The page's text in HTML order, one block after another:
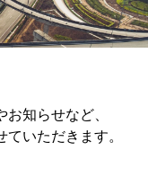
知らせなど、
いただきます。